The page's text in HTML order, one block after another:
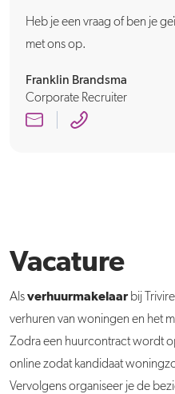
Heb je een vraag of ben je
met ons op.
Franklin Brandsma
Corporate Recruiter
Vacature
Alsverhuurmakelaarbij
verhuren van woningen en het
Zodra een huurcontract wordt
online zodat kandidaat
Vervolgens organiseer je de